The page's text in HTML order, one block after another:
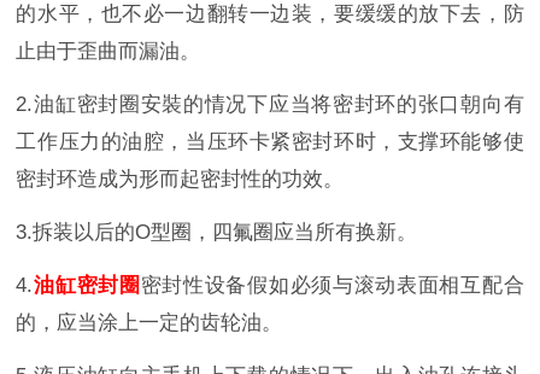
的水平，也不必一边翻转一边装，要缓缓的放下去，防
止由于歪曲而漏油。
2.油缸密封圈安裝的情况下应当将密封环的张口朝向有
工作压力的油腔，当压环卡紧密封环时，支撑环能够使
密封环造成为形而起密封性的功效。
3.拆装以后的O型圈，四氟圈应当所有换新。
4.油缸密封圈 密封性设备假如必须与滚动表面相互配合
的，应当涂上一定的齿轮油。